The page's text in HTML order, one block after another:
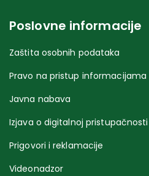
Poslovne informacije
Zaštita osobnih podataka
Pravo na pristup informacijama
Javna nabava
Izjava o digitalnoj pristupačnosti
Prigovori i reklamacije
Videonadzor